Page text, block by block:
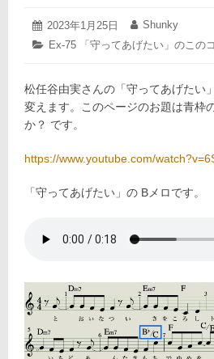
投
稿
2023年1月25日
2023
年
1
日
投
稿
Shunky
カ
リ
ー:
Ex-75 「守ってあげたい」のこの
松任谷由実さんの「守ってあげたい
変えます。このページのお題は青枠
か？ です。
https://www.youtube.com/
「守ってあげたい」の Bメロです。